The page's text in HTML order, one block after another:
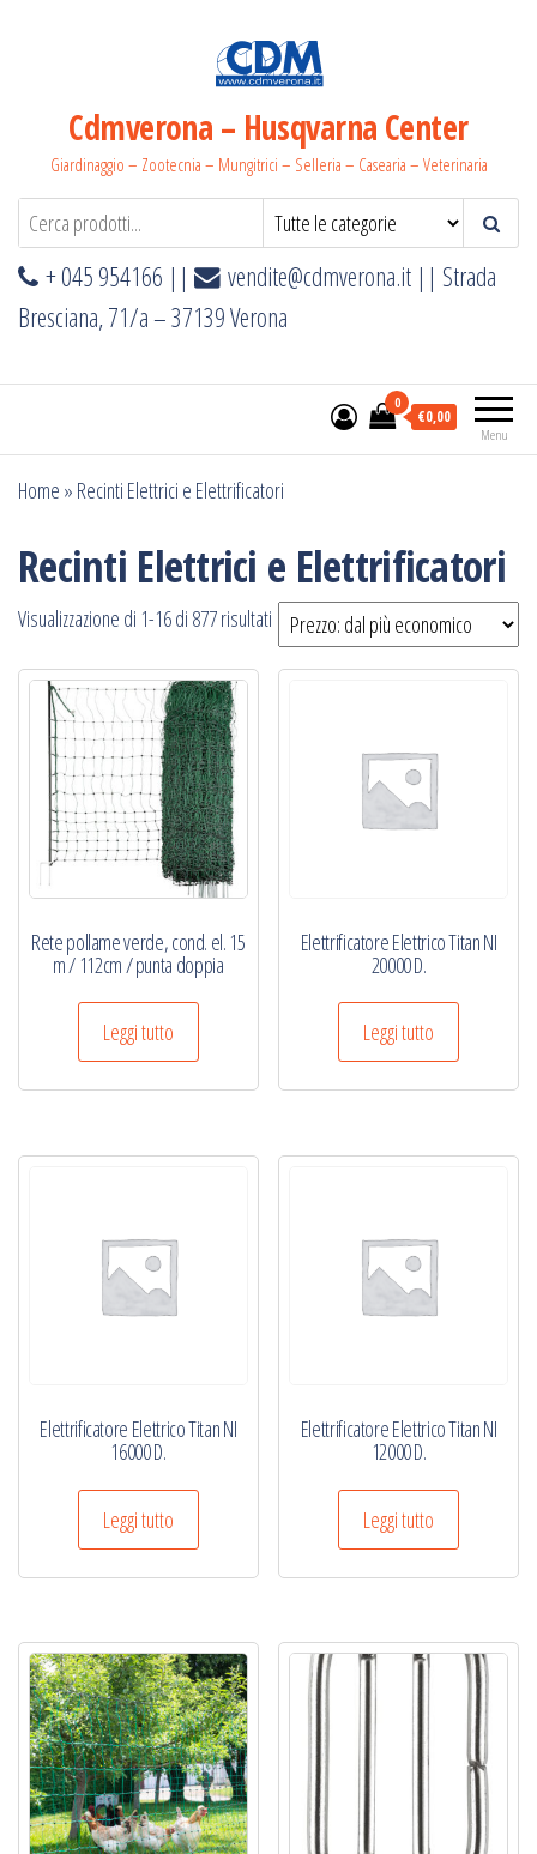
Cdmverona – Husqvarna Center
Giardinaggio – Zootecnia – Mungitrici – Selleria – Casearia – Veterinaria
+ 045 954166 || vendite@cdmverona.it || Strada
Bresciana, 71/a – 37139 Verona
Menu
0
€0,00
Home » Recinti Elettrici e Elettrificatori
Recinti Elettrici e Elettrificatori
Visualizzazione di 1-16 di 877 risultati Prezzo:
dal
Rete pollame verde, cond. el. 15
m / 112cm / punta doppia
Leggi tutto
Elettrificatore Elettrico Titan NI
20000 D.
Leggi tutto
Elettrificatore Elettrico Titan NI
16000 D.
Leggi tutto
Elettrificatore Elettrico Titan NI
12000 D.
Leggi tutto